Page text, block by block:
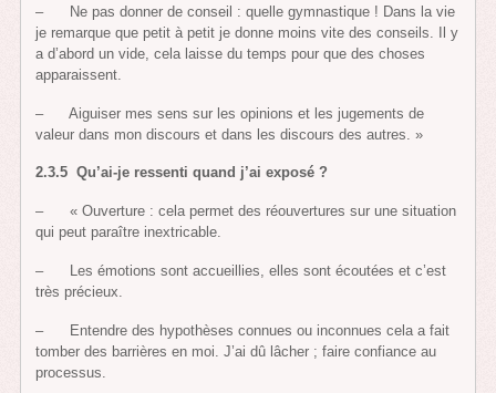
– Ne pas donner de conseil : quelle gymnastique ! Dans la vie
je remarque que petit à petit je donne moins vite des conseils. Il y
a d’abord un vide, cela laisse du temps pour que des choses
apparaissent.
– Aiguiser mes sens sur les opinions et les jugements de
valeur dans mon discours et dans les discours des autres. »
2.3.5 Qu’ai-je ressenti quand j’ai exposé ?
– « Ouverture : cela permet des réouvertures sur une situation
qui peut paraître inextricable.
– Les émotions sont accueillies, elles sont écoutées et c’est
très précieux.
– Entendre des hypothèses connues ou inconnues cela a fait
tomber des barrières en moi. J’ai dû lâcher ; faire confiance au
processus.